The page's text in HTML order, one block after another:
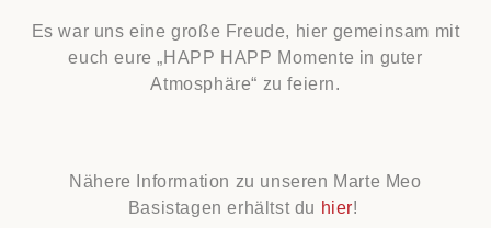
Es war uns eine große Freude, hier gemeinsam mit
euch eure „HAPP HAPP Momente in guter
Atmosphäre“ zu feiern.
Nähere Information zu unseren Marte Meo
Basistagen erhältst du hier!